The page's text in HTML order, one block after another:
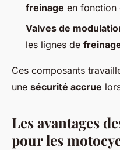
freinage en fonction
Valves de
les lignes de
Ces composants
une sécurité accrue
Les avantages
pour les